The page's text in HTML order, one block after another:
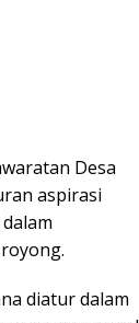
Desa
aspirasi
diatur dalam